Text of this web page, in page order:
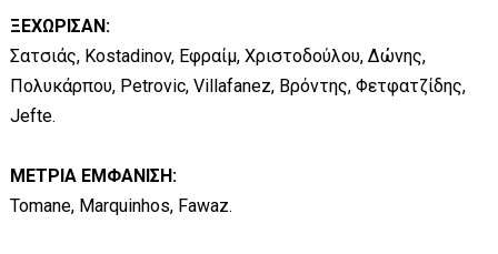
ΞΕΧΩΡΙΣΑΝ:
Σατσιάς, Kostadinov, Εφραίμ, Χριστοδούλου, Δώνης,
Πολυκάρπου, Petrovic, Villafanez, Βρόντης, Φετφατζίδης,
Jefte.
ΜΕΤΡΙΑ ΕΜΦΑΝΙΣΗ:
Tomane, Marquinhos, Fawaz.